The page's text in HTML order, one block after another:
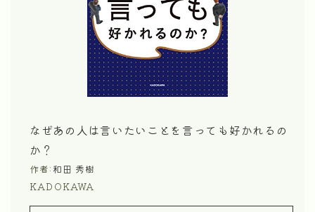
なぜあの人は言いたいことを言っても好かれるの
か？
作者: 和田 秀樹
KADOKAWA